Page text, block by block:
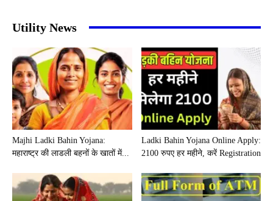
Utility News
Majhi Ladki Bahin Yojana:
महाराष्ट्र की लाडली बहनों के खातों में...
Ladki Bahin Yojana Online Apply:
2100 रुपए हर महीने, करें Registration